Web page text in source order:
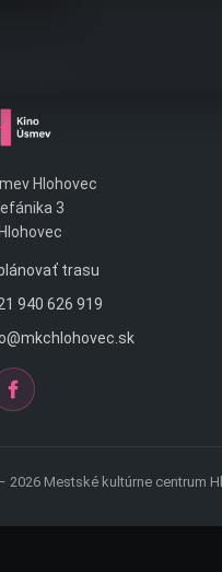
nájdete
Hlohovec
3
trasu
940 626 919
2026 Mestské kultúrne centrum